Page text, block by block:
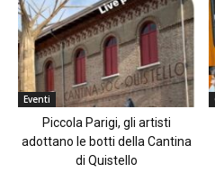
Eventi
Piccola Parigi, gli artisti
adottano le botti della Cantina
di Quistello